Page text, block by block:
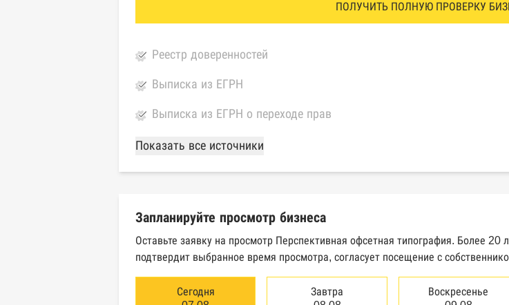
ПОЛУЧИТЬ ПОЛНУЮ ПРОВЕРКУ
Реестр доверенностей
Выписка из ЕГРН
Выписка из ЕГРН о переходе прав
База Росстата
Реестры ЕГРЮЛ и ЕГРИП Федеральной налоговой службы России
Картотека арбитражных дел Высшего арбитражного суда
Единый федеральный реестр сведений о банкротстве
Единый федеральный реестр сведений о банкротстве физических
Показать все источники
Запланируйте просмотр бизнеса
Оставьте заявку на просмотр Перспективная офсетная типография. Более
подтвердит выбранное время просмотра, согласует посещение с
Сегодня
Завтра
Воскресенье